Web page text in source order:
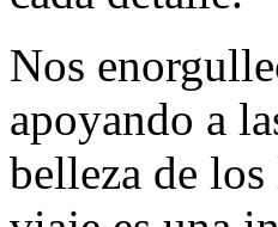
Nos
apoyando a
belleza de